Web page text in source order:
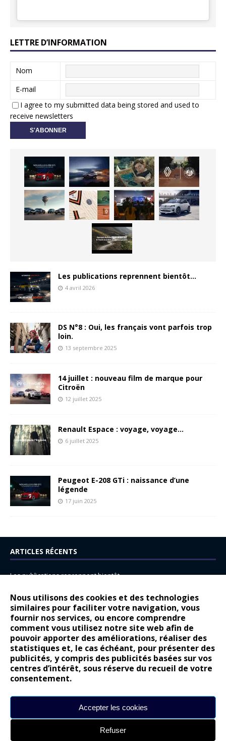
Nous utilisons des cookies et des technologies
similaires pour faciliter votre navigation, vous
fournir nos services, ou encore comprendre
comment vous utilisez notre site web afin de
pouvoir apporter des améliorations, réaliser des
statistiques et, le cas échéant, pour présenter des
publicités, y compris des publicités basées sur vos
centres d’intérêt, sous réserve du recueil de votre
consentement.
Accepter les cookies
Refuser
LETTRE D’INFORMATION
Nom
E-mail
I agree to my submitted data being stored and used to
receive newsletters
Les publications reprennent bientôt…
4 avril 2026
DS N°8 : Oui, les français vont parfois trop
loin.
13 septembre 2025
14 juillet : nouveau film de marque pour
Citroën
12 juillet 2025
Renault Espace : voyage, voyage…
6 juillet 2025
Peugeot E-208 GTi : naissance d’une
légende
17 juin 2025
ARTICLES RÉCENTS
Les publications reprennent bientôt…
14 juillet : nouveau film de marque pour Citroën
Renault Espace : voyage, voyage…
Peugeot E-208 GTi : naissance d’une légende
COMMENTAIRES RÉCENTS
Bernard Dardartdans
Gilly
gyo
Lancia Ypsilon : naturellement envoûtante ?